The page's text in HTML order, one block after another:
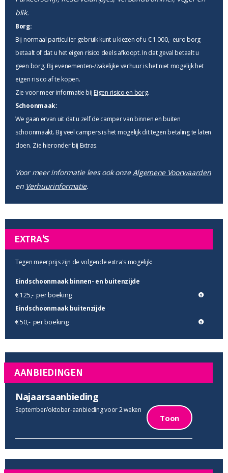
blik.
Borg:
Bij normaal particulier gebruik kunt u kiezen of u € 1.000,- euro borg
betaalt of dat u het eigen risico deels afkoopt. In dat geval betaalt u
geen borg. Bij evenementen-/zakelijke verhuur is het niet mogelijk het
eigen risico af te kopen.
Zie voor meer informatie bij Eigen risico en borg.
Schoonmaak:
We gaan ervan uit dat u zelf de camper van binnen en buiten
schoonmaakt. Bij veel campers is het mogelijk dit tegen betaling te laten
doen. Zie hieronder bij Extras.
Voor meer informatie lees ook onzeAlgemene Voorwaarden
en Verhuurinformatie.
EXTRA'S
Tegen meerprijs zijn de volgende extra's mogelijk:
Eindschoonmaak binnen- en buitenzijde
€ 125,-per boeking
Eindschoonmaak buitenzijde
€ 50,- per boeking
AANBIEDINGEN
Najaarsaanbieding
September/oktober-aanbieding voor 2 weken
Toon